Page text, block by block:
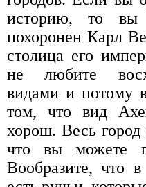
историю, то вы
похоронен Карл
столица его
не любите
видами и потому
том, что вид
хорош. Весь
что вы можете
Вообразите, что